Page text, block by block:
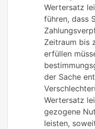
Wertersatz
führen, dass
Zeitraum bis
erfüllen
der Sache
Wertersatz
gezogene
leisten,